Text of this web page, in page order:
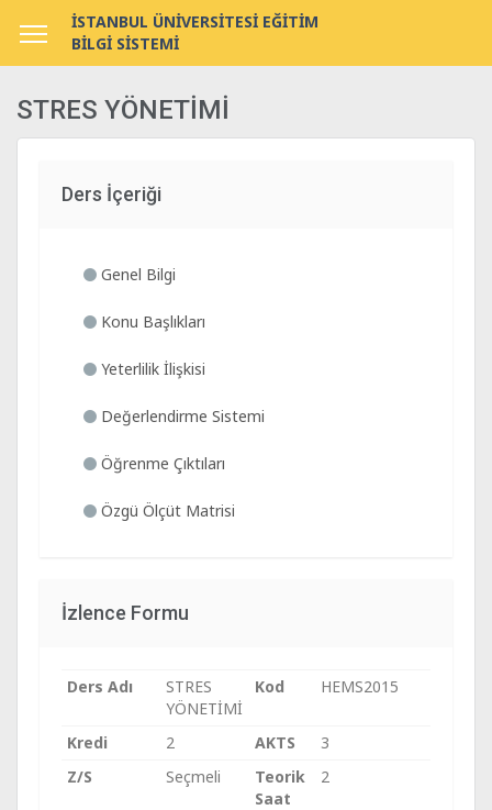
İSTANBUL ÜNİVERSİTESİ EĞİTİM
BİLGİ SİSTEMİ
STRES YÖNETİMİ
Ders İçeriği
Genel Bilgi
Konu Başlıkları
Yeterlilik İlişkisi
Değerlendirme Sistemi
Öğrenme Çıktıları
Özgü Ölçüt Matrisi
İzlence Formu
Ders Adı
STRES
YÖNETİMİ
Kod HEMS2015
Kredi 2 AKTS
3
Z/S
Seçmeli
Teorik
Saat
2